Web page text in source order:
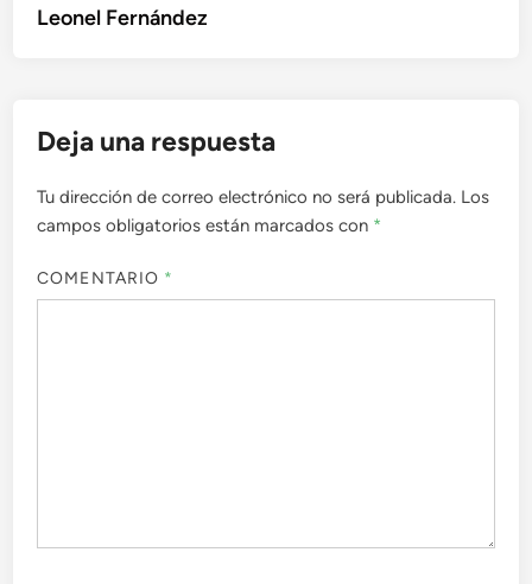
Leonel Fernández
Deja una respuesta
Tu dirección de correo electrónico no será publicada. Los
campos obligatorios están marcados con *
COMENTARIO *